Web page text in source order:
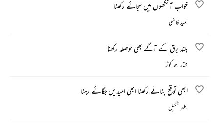
خواب آنکھوں میں سجائے رکھنا
امید فاضلی
بلند برق کے آگے بھی حوصلہ رکھنا
مختار احمد کوثر
ابھی توقع بنائے رکھنا ابھی امیدیں جگائے رہنا
اطہر شکیل